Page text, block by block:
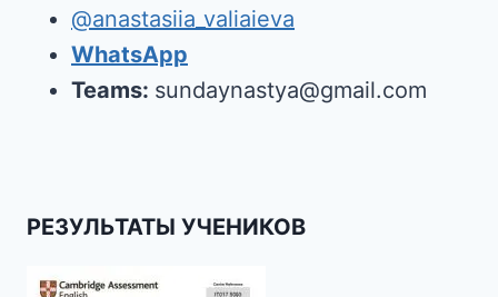
@anastasiia_valiaieva
WhatsApp
Teams: sundaynastya@gmail.com
РЕЗУЛЬТАТЫ УЧЕНИКОВ